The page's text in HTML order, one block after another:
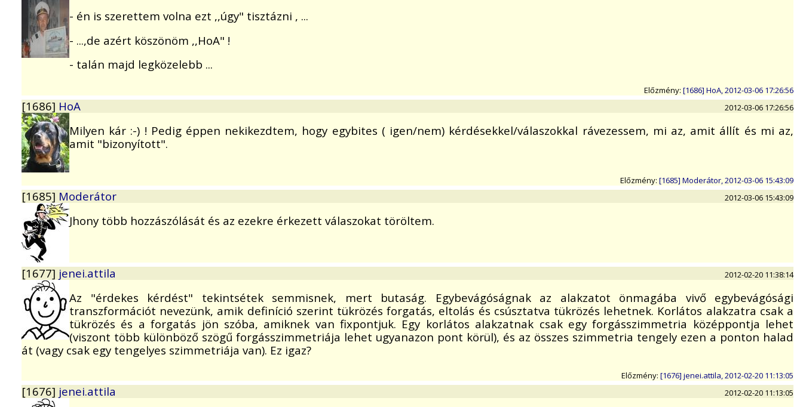
- én is szerettem volna ezt ,,úgy" tisztázni , ...
- ...,de azért köszönöm ,,HoA" !
- talán majd legközelebb ...
Előzmény: [1686] HoA, 2012-03-06 17:26:56
[1686] HoA 2012-03-06 17:26:56
Milyen kár :-) ! Pedig éppen nekikezdtem, hogy egybites ( igen/nem) kérdésekkel/válaszokkal rávezessem, mi az, amit állít és mi az,
amit "bizonyított".
Előzmény: [1685] Moderátor, 2012-03-06 15:43:09
[1685] Moderátor 2012-03-06 15:43:09
Jhony több hozzászólását és az ezekre érkezett válaszokat töröltem.
[1677] jenei.attila 2012-02-20 11:38:14
Az "érdekes kérdést" tekintsétek semmisnek, mert butaság. Egybevágóságnak az alakzatot önmagába vivő egybevágósági
transzformációt nevezünk, amik definíció szerint tükrözés forgatás, eltolás és csúsztatva tükrözés lehetnek. Korlátos alakzatra csak a
tükrözés és a forgatás jön szóba, amiknek van fixpontjuk. Egy korlátos alakzatnak csak egy forgásszimmetria középpontja lehet
(viszont több különböző szögű forgásszimmetriája lehet ugyanazon pont körül), és az összes szimmetria tengely ezen a ponton halad
át (vagy csak egy tengelyes szimmetriája van). Ez igaz?
Előzmény: [1676] jenei.attila, 2012-02-20 11:13:05
[1676] jenei.attila 2012-02-20 11:13:05